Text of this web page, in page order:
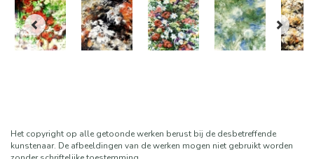
Het copyright op alle getoonde werken berust bij de desbetreffende
kunstenaar. De afbeeldingen van de werken mogen niet gebruikt worden